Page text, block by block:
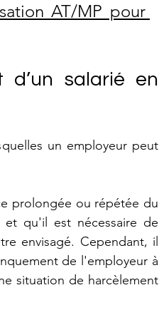
AT/MP pour
d’un salarié en
un employeur peut
prolongée ou répétée du
et qu'il est nécessaire de
envisagé. Cependant, il
de l'employeur à
situation de harcèlement